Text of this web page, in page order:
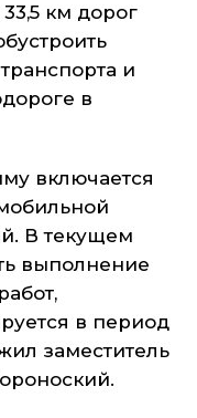
км дорог
и
в
включается
В текущем
выполнение
в период
заместитель